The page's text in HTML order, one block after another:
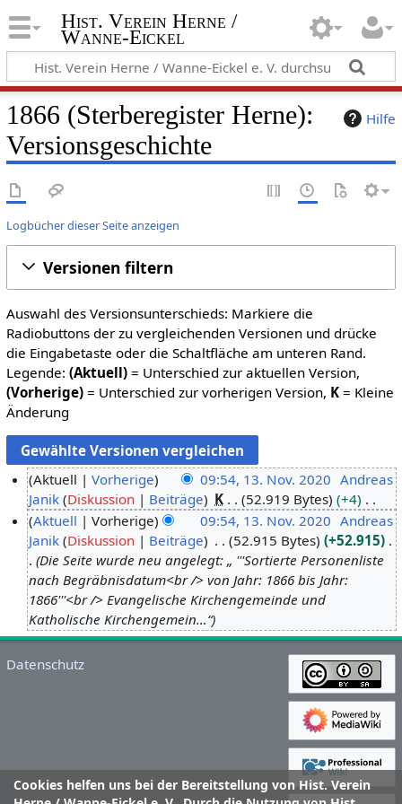
Hist. Verein Herne /
Wanne-Eickel
Hilfe
1866 (Sterberegister Herne):
Versionsgeschichte
Logbücher dieser Seite anzeigen
Versionen filtern
Auswahl des Versionsunterschieds: Markiere die
Radiobuttons der zu vergleichenden Versionen und drücke
die Eingabetaste oder die Schaltfläche am unteren Rand.
Legende: (Aktuell)= Unterschied zur aktuellen Version,
(Vorherige)= Unterschied zur vorherigen Version, K= Kleine
Änderung
3
m
b
2
0
Aktuell Vorherige 09:54, 13. Nov. 2020 Andreas
Janik Diskussion Beiträge K 52.919 Bytes
+4
K
e
n
e
B
e
u
n
Aktuell Vorherige 09:54, 13. Nov. 2020 Andreas
Janik Diskussion Beiträge 52.915 Bytes
+52.915
Die Seite wurde neu angelegt: „ '''Sortierte Personenliste
nach Begräbnisdatum<br /> von Jahr: 1866 bis Jahr:
1866'''<br /> Evangelische Kirchengemeinde und
Katholische Kirchengemein…“
Cookies helfen uns bei der Bereitstellung von Hist. Verein
Datenschutz